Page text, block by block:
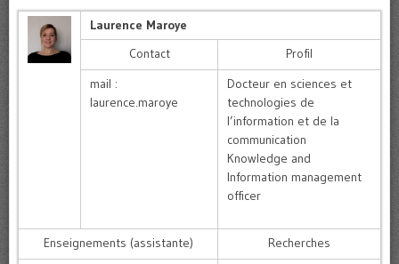
Laurence Maroye
Contact
Profil
mail :
laurence.maroye
Docteur en sciences et
technologies de
l’information et de la
communication
Knowledge and
Information management
officer
Enseignements (assistante)
Recherches